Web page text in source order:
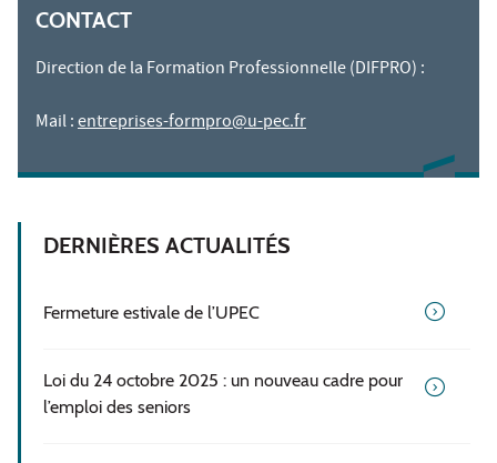
CONTACT
Direction de la Formation Professionnelle (DIFPRO) :
Mail :entreprises-formpro@u-pec.fr
DERNIÈRES ACTUALITÉS
Fermeture estivale de l’UPEC
Loi du 24 octobre 2025 : un nouveau cadre pour
l’emploi des seniors